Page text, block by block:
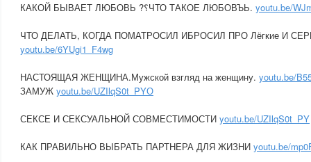
КАКОЙ БЫВАЕТ ЛЮБОВЬ ?؟ЧТО ТАКОЕ ЛЮБОВЪЬ. youtu.be/
ЧТО ДЕЛАТЬ, КОГДА ПОМАТРОСИЛ ИБРОСИЛ ПРО Лёгкие И
youtu.be/6YUgi1_F4wg
НАСТОЯЩАЯ ЖЕНЩИНА.Мужской взгляд на женщину. youtu.be/
ЗАМУЖ youtu.be/UZIlqS0t_PYО
СЕКСЕ И СЕКСУАЛЬНОЙ СОВМЕСТИМОСТИ youtu.be/UZIlqS0t_PY
КАК ПРАВИЛЬНО ВЫБРАТЬ ПАРТНЕРА ДЛЯ ЖИЗНИ youtu.be/